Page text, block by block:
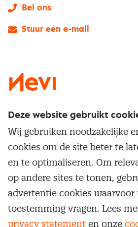
Service & contact
Over inkoop
Netwerk en communities
Aanmelden nieuwsbrief
Word lid van Nevi
Populaire thema's
Aanbesteden
Contractmanagement
Kostenmanagement
Onderhandelen
Opleidingen en trainingen
Trainingen
Opleidingen
Bel ons
Stuur een e-mail
Cookievoorkeuren beheren
Deze website gebruikt
Wij gebruiken noodzakelijke
cookies om de site beter te
en te optimaliseren. Om
op andere sites te tonen,
advertentie cookies
toestemming vragen. Lees
privacy statement en onze